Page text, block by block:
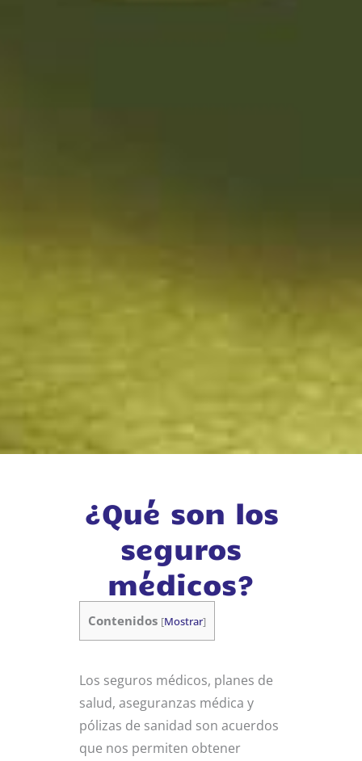
¿Qué son los
seguros
médicos?
Contenidos [Mostrar]
Los seguros médicos, planes de
salud, aseguranzas médica y
pólizas de sanidad son acuerdos
que nos permiten obtener